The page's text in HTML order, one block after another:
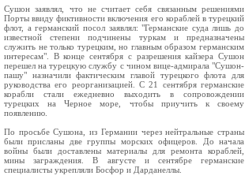
Сушон заявлял, что не считает себя связанным решениями
Порты ввиду фиктивности включения его кораблей в турецкий
флот, а германский посол заявлял: "Германские суда лишь до
известной степени подчинены туркам и предназначены
служить не только турецким, но главным образом германским
интересам". В конце сентября с разрешения кайзера Сушон
перешел на турецкую службу с чином вице-адмирала "Сушон-
пашу" назначили фактическим главой турецкого флота для
руководства его реорганизацией. С 21 сентября германские
корабли стали ежедневно выходить в сопровождении
турецких на Черное море, чтобы приучить к своему
появлению.
По просьбе Сушона, из Германии через нейтральные страны
были присланы две группы морских офицеров. До начала
войны были доставлены материалы для ремонта кораблей,
мины заграждения. В августе и сентябре германские
специалисты укрепляли Босфор и Дарданеллы.